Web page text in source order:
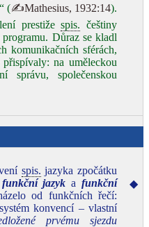
(✍Mathesius, 1932:14).
prestižespis. češtiny
Důraz se kladl
komunikačních sférách,
na uměleckou
správu, společenskou
spis. jazyka zpočátku
funkční jazyk a funkční
od funkčních řečí:
konvencí – vlastní
prvému sjezdu
◆